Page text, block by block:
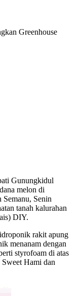
Greenhouse
Gunungkidul
melon di
Senin
tanah kalurahan
DIY.
rakit apung
menanam dengan
styrofoam di atas
Hami dan